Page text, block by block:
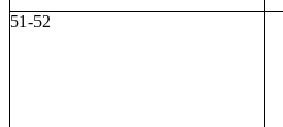
51-52